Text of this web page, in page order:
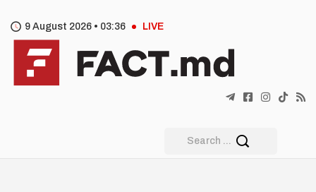
9 August 2026 • 03:36 LIVE